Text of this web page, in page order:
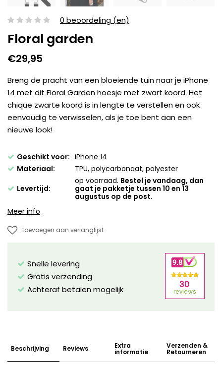
0 beoordeling (en)
Floral garden
€29,95
Breng de pracht van een bloeiende tuin naar je iPhone
14 met dit Floral Garden hoesje met zwart koord. Het
chique zwarte koord is in lengte te verstellen en ook
eenvoudig te verwisselen, als je toe bent aan een
nieuwe look!
Geschikt voor: iPhone 14
Materiaal:
TPU, polycarbonaat, polyester
Levertijd:
op voorraad. Bestel je vandaag, dan
gaat je pakketje tussen 10 en 13
augustus op de post.
Meer info
toevoegen aan verlanglijst
Snelle levering
Gratis verzending
Achteraf betalen mogelijk
Beschrijving Reviews Extra
informatie
Verzenden &
Retourneren